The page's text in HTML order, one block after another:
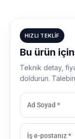
HIZLI TEKLIF
Bu ürün
Teknik detay,
doldurun.